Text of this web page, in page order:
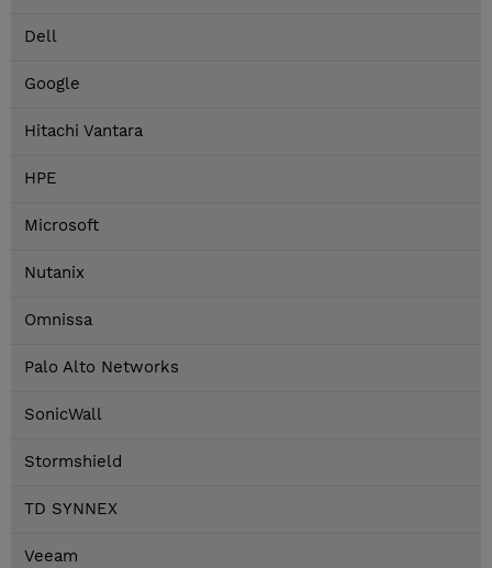
Dell
Google
Hitachi Vantara
HPE
Microsoft
Nutanix
Omnissa
Palo Alto Networks
SonicWall
Stormshield
TD SYNNEX
Veeam